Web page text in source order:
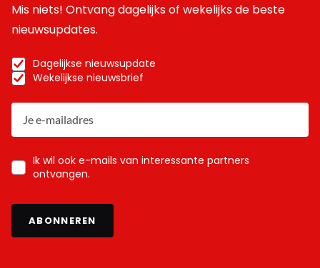
Mis niets! Ontvang dagelijks of wekelijks de beste
nieuwsupdates.
Dagelijkse nieuwsupdate
Wekelijkse nieuwsbrief
Ik wil ook e-mails van interessante partners
ontvangen.
ABONNEREN